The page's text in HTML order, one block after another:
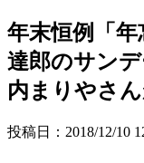
年末恒例「
達郎のサン
内まりやさ
投稿日：2018/12/10